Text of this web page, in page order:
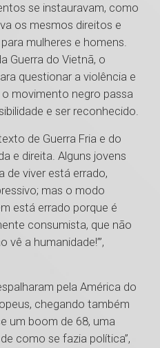
se instauravam, como
os mesmos direitos e
mulheres e homens.
Guerra do Vietnã, o
questionar a violência e
movimento negro passa
e ser reconhecido.
de Guerra Fria e do
e direita. Alguns jovens
de viver está errado,
mas o modo
está errado porque é
consumista, que não
vê a humanidade!’”,
pela América do
chegando também
um boom de 68, uma
como se fazia política”,